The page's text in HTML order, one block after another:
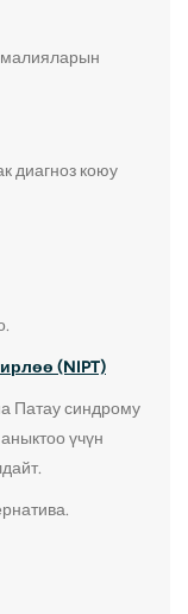
үчүн
кир
диагноз коюу
(NIPT)
Патау синдрому
үчүн